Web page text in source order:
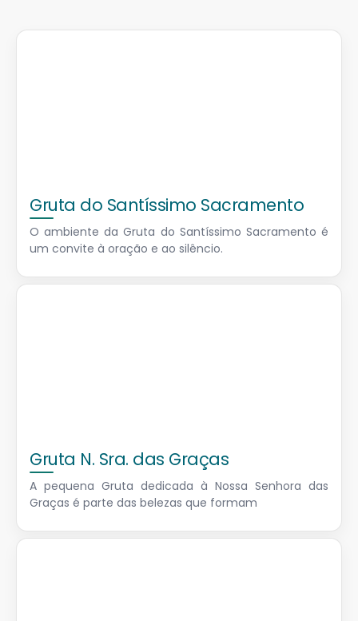
Gruta do Santíssimo Sacramento
O ambiente da Gruta do Santíssimo Sacramento é
um convite à oração e ao silêncio.
Gruta N. Sra. das Graças
A pequena Gruta dedicada à Nossa Senhora das
Graças é parte das belezas que formam